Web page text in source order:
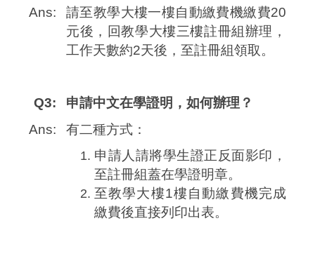
Ans:
請至教學大樓一樓自動繳費機繳費20
元後，回教學大樓三樓註冊組辦理，
工作天數約2天後，至註冊組領取。
Q3:
申請中文在學證明，如何辦理？
Ans:
有二種方式：
申請人請將學生證正反面影印，
至註冊組蓋在學證明章。
至教學大樓1樓自動繳費機完成
繳費後直接列印出表。